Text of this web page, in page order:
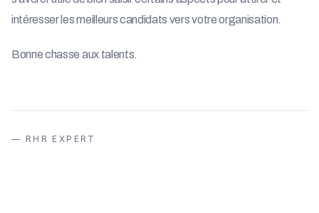
intéresser les meilleurs candidats vers votre organisation.
Bonne chasse aux talents.
— RHR EXPERT